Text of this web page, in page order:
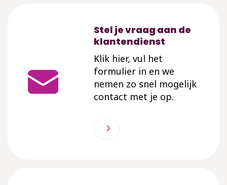
Stel je vraag aan de
klantendienst
Klik hier, vul het
formulier in en we
nemen zo snel mogelijk
contact met je op.